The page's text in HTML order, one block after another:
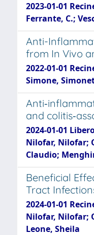
2023-01-01
Ferrante, C.;
Anti-
from In Vivo
2022-01-01
Simone,
and
2024-01-01
Nilofar, Nilofar;
Claudio;
Beneficial
Tract
2024-01-01
Nilofar, Nilofar;
Leone, Sheila